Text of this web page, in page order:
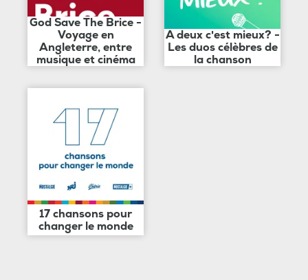
God Save The Brice -
Voyage en
Angleterre, entre
musique et cinéma
A deux c'est mieux? -
Les duos célèbres de
la chanson
17 chansons pour
changer le monde